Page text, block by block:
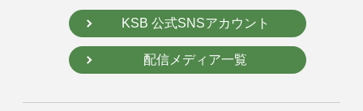
KSB 公式SNSアカウント
配信メディア一覧